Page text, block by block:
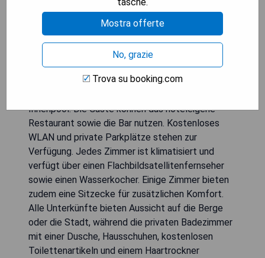
Das B Business Hotel & Spa in Antalya bietet
Innenpool. Die Gäste können das hoteleigene
Restaurant sowie die Bar nutzen. Kostenloses
WLAN und private Parkplätze stehen zur
Verfügung. Jedes Zimmer ist klimatisiert und
verfügt über einen Flachbildsatellitenfernseher
sowie einen Wasserkocher. Einige Zimmer bieten
zudem eine Sitzecke für zusätzlichen Komfort.
Alle Unterkünfte bieten Aussicht auf die Berge
oder die Stadt, während die privaten Badezimmer
mit einer Dusche, Hausschuhen, kostenlosen
Toilettenartikeln und einem Haartrockner
Mostra offerte
No, grazie
Trova su booking.com